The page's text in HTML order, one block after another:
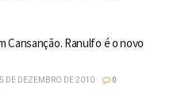
Cansanção. Ranulfo é o novo
5 DE DEZEMBRO DE 2010 0